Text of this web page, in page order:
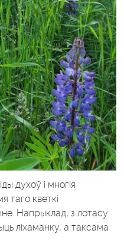
духоў і многія
таго кветкі
Напрыклад, з лотасу
ліхаманку, а таксама